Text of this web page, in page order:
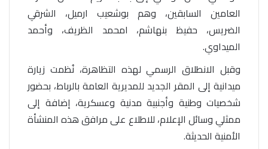
العامين السابقين، وهم بوشعيب ارميل، الشرقي
الضريس، حفيظ بنهاشم، امحمد الظريف، وأحمد
الميداوي.
وقبل الانطلاق الرسمي لهذه التظاهرة، نُظمت زيارة
ميدانية إلى المقر الجديد للمديرية العامة بالرباط، بحضور
شخصيات وطنية وأجنبية مدنية وعسكرية، إضافة إلى
ممثلي وسائل الإعلام، للاطلاع على مرافق هذه المنشأة
الأمنية الحديثة.